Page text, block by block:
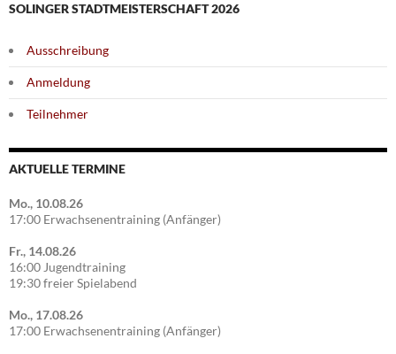
SOLINGER STADTMEISTERSCHAFT 2026
Ausschreibung
Anmeldung
Teilnehmer
AKTUELLE TERMINE
Mo., 10.08.26
17:00 Erwachsenentraining (Anfänger)
Fr., 14.08.26
16:00 Jugendtraining
19:30 freier Spielabend
Mo., 17.08.26
17:00 Erwachsenentraining (Anfänger)